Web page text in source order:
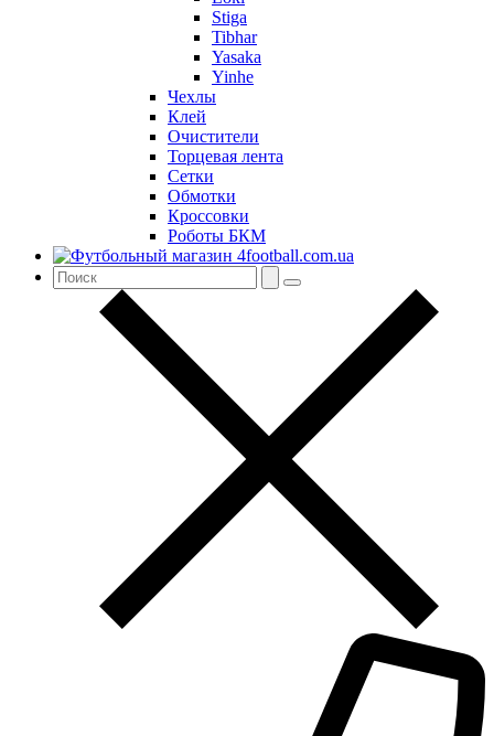
Stiga
Tibhar
Yasaka
Yinhe
Чехлы
Клей
Очистители
Торцевая лента
Сетки
Обмотки
Кроссовки
Роботы БКМ